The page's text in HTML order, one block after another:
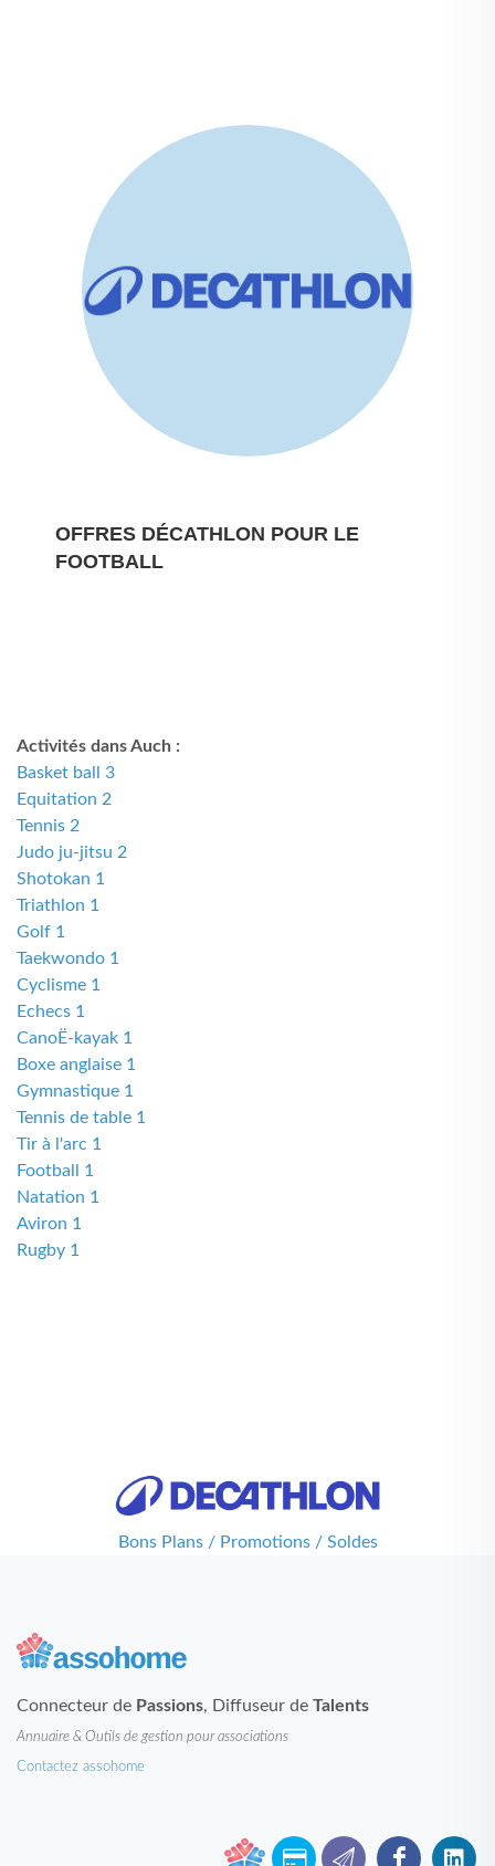
OFFRES DÉCATHLON POUR LE
FOOTBALL
Activités dans Auch :
Basket ball 3
Equitation 2
Tennis 2
Judo ju-jitsu 2
Shotokan 1
Triathlon 1
Golf 1
Taekwondo 1
Cyclisme 1
Echecs 1
CanoË-kayak 1
Boxe anglaise 1
Gymnastique 1
Tennis de table 1
Tir à l'arc 1
Football 1
Natation 1
Aviron 1
Rugby 1
Bons Plans / Promotions / Soldes
Connecteur de Passions, Diffuseur de Talents
Annuaire & Outils de gestion pour associations
Contactez assohome